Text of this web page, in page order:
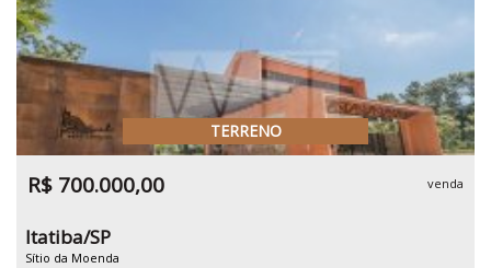
TERRENO
R$ 700.000,00 venda
Itatiba/SP
Sítio da Moenda